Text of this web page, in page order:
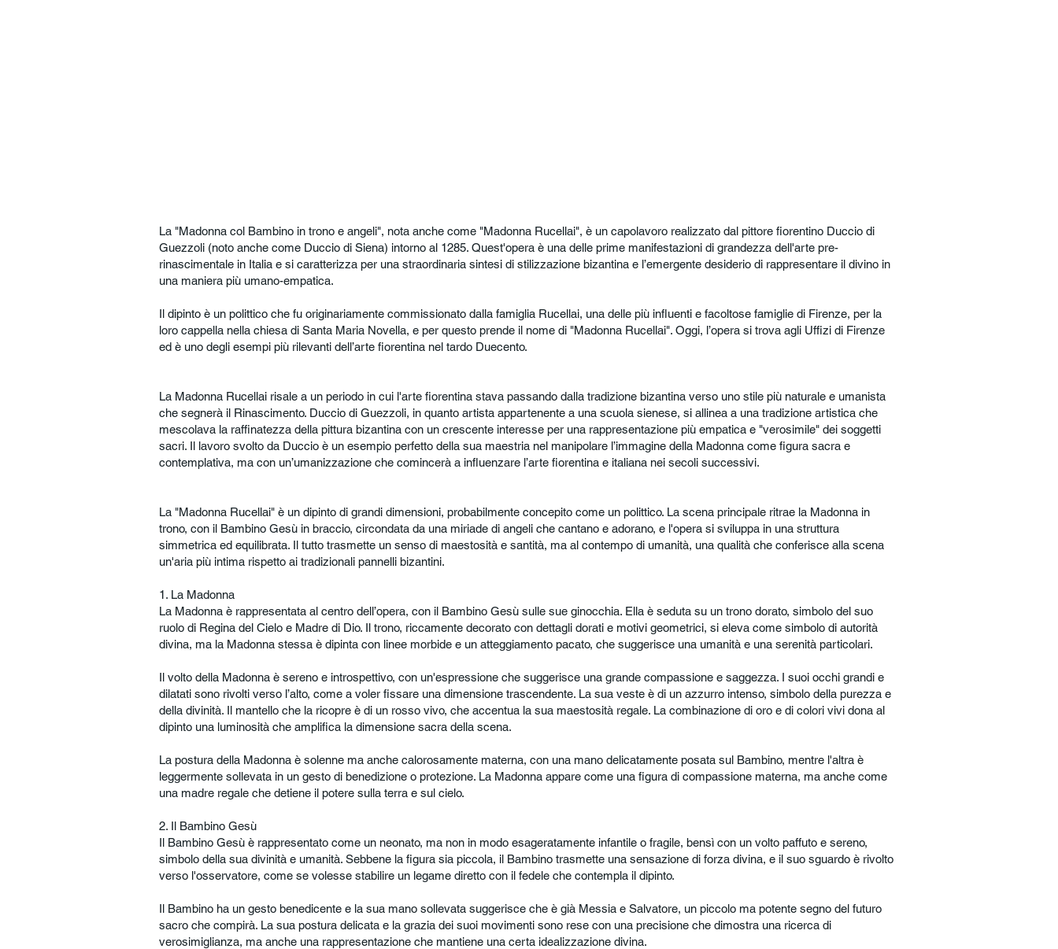
La "Madonna col Bambino in trono e angeli", nota anche come "Madonna Rucellai", è un capolavoro realizzato dal pittore fiorentino Duccio di
Guezzoli (noto anche come Duccio di Siena) intorno al 1285. Quest'opera è una delle prime manifestazioni di grandezza dell'arte pre-
rinascimentale in Italia e si caratterizza per una straordinaria sintesi di stilizzazione bizantina e l’emergente desiderio di rappresentare il divino in
una maniera più umano-empatica.
Il dipinto è un polittico che fu originariamente commissionato dalla famiglia Rucellai, una delle più influenti e facoltose famiglie di Firenze, per la
loro cappella nella chiesa di Santa Maria Novella, e per questo prende il nome di "Madonna Rucellai". Oggi, l’opera si trova agli Uffizi di Firenze
ed è uno degli esempi più rilevanti dell’arte fiorentina nel tardo Duecento.
La Madonna Rucellai risale a un periodo in cui l'arte fiorentina stava passando dalla tradizione bizantina verso uno stile più naturale e umanista
che segnerà il Rinascimento. Duccio di Guezzoli, in quanto artista appartenente a una scuola sienese, si allinea a una tradizione artistica che
mescolava la raffinatezza della pittura bizantina con un crescente interesse per una rappresentazione più empatica e "verosimile" dei soggetti
sacri. Il lavoro svolto da Duccio è un esempio perfetto della sua maestria nel manipolare l’immagine della Madonna come figura sacra e
contemplativa, ma con un’umanizzazione che comincerà a influenzare l’arte fiorentina e italiana nei secoli successivi.
La "Madonna Rucellai" è un dipinto di grandi dimensioni, probabilmente concepito come un polittico. La scena principale ritrae la Madonna in
trono, con il Bambino Gesù in braccio, circondata da una miriade di angeli che cantano e adorano, e l'opera si sviluppa in una struttura
simmetrica ed equilibrata. Il tutto trasmette un senso di maestosità e santità, ma al contempo di umanità, una qualità che conferisce alla scena
un'aria più intima rispetto ai tradizionali pannelli bizantini.
1. La Madonna
La Madonna è rappresentata al centro dell’opera, con il Bambino Gesù sulle sue ginocchia. Ella è seduta su un trono dorato, simbolo del suo
ruolo di Regina del Cielo e Madre di Dio. Il trono, riccamente decorato con dettagli dorati e motivi geometrici, si eleva come simbolo di autorità
divina, ma la Madonna stessa è dipinta con linee morbide e un atteggiamento pacato, che suggerisce una umanità e una serenità particolari.
Il volto della Madonna è sereno e introspettivo, con un'espressione che suggerisce una grande compassione e saggezza. I suoi occhi grandi e
dilatati sono rivolti verso l’alto, come a voler fissare una dimensione trascendente. La sua veste è di un azzurro intenso, simbolo della purezza e
della divinità. Il mantello che la ricopre è di un rosso vivo, che accentua la sua maestosità regale. La combinazione di oro e di colori vivi dona al
dipinto una luminosità che amplifica la dimensione sacra della scena.
La postura della Madonna è solenne ma anche calorosamente materna, con una mano delicatamente posata sul Bambino, mentre l'altra è
leggermente sollevata in un gesto di benedizione o protezione. La Madonna appare come una figura di compassione materna, ma anche come
una madre regale che detiene il potere sulla terra e sul cielo.
2. Il Bambino Gesù
Il Bambino Gesù è rappresentato come un neonato, ma non in modo esageratamente infantile o fragile, bensì con un volto paffuto e sereno,
simbolo della sua divinità e umanità. Sebbene la figura sia piccola, il Bambino trasmette una sensazione di forza divina, e il suo sguardo è rivolto
verso l'osservatore, come se volesse stabilire un legame diretto con il fedele che contempla il dipinto.
Il Bambino ha un gesto benedicente e la sua mano sollevata suggerisce che è già Messia e Salvatore, un piccolo ma potente segno del futuro
sacro che compirà. La sua postura delicata e la grazia dei suoi movimenti sono rese con una precisione che dimostra una ricerca di
verosimiglianza, ma anche una rappresentazione che mantiene una certa idealizzazione divina.